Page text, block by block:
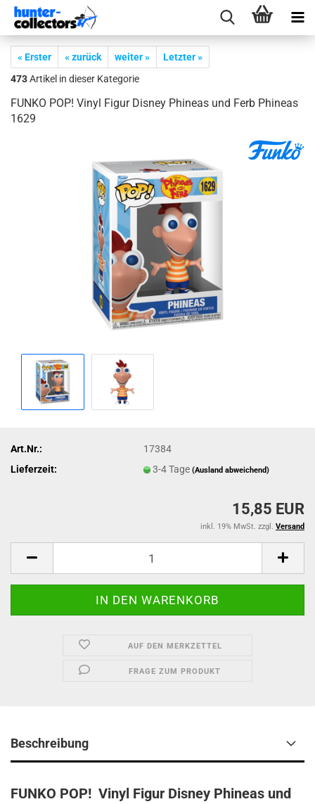
« Erster « zurück weiter »
Letzter »
473Artikel in dieser Kategorie
FUNKO POP! Vinyl Figur Dis­ney Phi­ne­as und Ferb Phi­ne­as
1629
Art.Nr.:
17384
Lieferzeit:
3-4 Tage(Ausland abweichend)
15,85 EUR
inkl. 19% MwSt. zzgl. Versand
AUF DEN MERKZETTEL
FRAGE ZUM PRODUKT
Beschreibung
FUNKO POP! Vinyl Figur Disney Phineas und